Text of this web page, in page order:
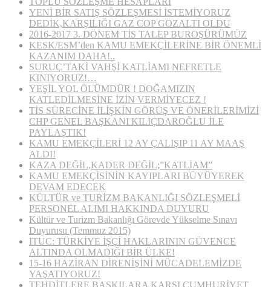
YENİ BİR SATIŞ SÖZLEŞMESİ İSTEMİYORUZ
DEDİK,KARŞILIĞI GAZ COP GÖZALTI OLDU
2016-2017 3. DÖNEM TİS TALEP BUROŞÜRÜMÜZ
KESK/ESM’den KAMU EMEKÇİLERİNE BİR ÖNEMLİ
KAZANIM DAHA!..
SURUÇ’TAKİ VAHŞİ KATLİAMI NEFRETLE
KINIYORUZ!…
YEŞİL YOL ÖLÜMDÜR ! DOĞAMIZIN
KATLEDİLMESİNE İZİN VERMİYECEZ !
TİS SÜRECİNE İLİŞKİN GÖRÜŞ VE ÖNERİLERİMİZİ
CHP GENEL BAŞKANI KILIÇDAROĞLU İLE
PAYLAŞTIK!
KAMU EMEKÇİLERİ 12 AY ÇALIŞIP 11 AY MAAŞ
ALDI!
KAZA DEĞİL,KADER DEĞİL;”KATLİAM”
KAMU EMEKÇİSİNİN KAYIPLARI BÜYÜYEREK
DEVAM EDECEK
KÜLTÜR ve TURİZM BAKANLIĞI SÖZLEŞMELİ
PERSONEL ALIMI HAKKINDA DUYURU
Kültür ve Turizm Bakanlığı Görevde Yükselme Sınavı
Duyurusu (Temmuz 2015)
ITUC: TÜRKİYE İŞÇİ HAKLARININ GÜVENCE
ALTINDA OLMADIĞI BİR ÜLKE!
15-16 HAZİRAN DİRENİŞİNİ MÜCADELEMİZDE
YAŞATIYORUZ!
TEHDİTLERE,BASKILARA KARŞI CUMHURİYET